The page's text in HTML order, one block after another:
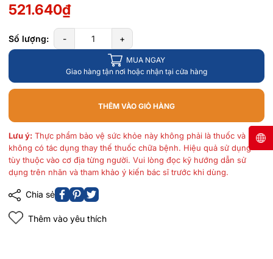
521.640₫
Số lượng: - +
MUA NGAY
Giao hàng tận nơi hoặc nhận tại cửa hàng
THÊM VÀO GIỎ HÀNG
Lưu ý: Thực phẩm bảo vệ sức khỏe này không phải là thuốc và
không có tác dụng thay thế thuốc chữa bệnh. Hiệu quả sử dụng
tùy thuộc vào cơ địa từng người. Vui lòng đọc kỹ hướng dẫn sử
dụng trên nhãn và tham khảo ý kiến bác sĩ trước khi dùng.
Chia sẻ
Thêm vào yêu thích